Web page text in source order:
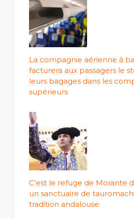
La compagnie aérienne à
facturera aux passagers le
leurs bagages dans les
supérieurs
C'est le refuge de Morante
un sanctuaire de
tradition andalouse